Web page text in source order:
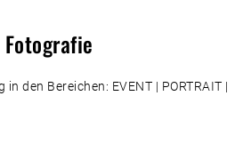
den Bereichen: EVENT | PORTRAIT |